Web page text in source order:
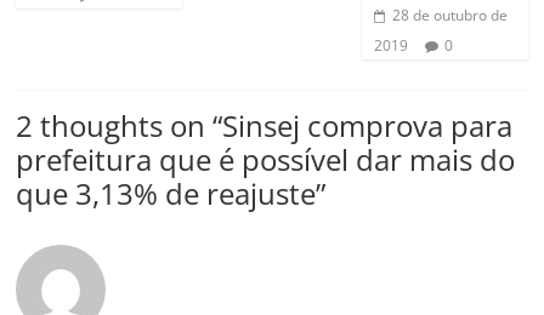
28 de outubro de
2019
0
2 thoughts on “Sinsej comprova para
prefeitura que é possível dar mais do
que 3,13% de reajuste”